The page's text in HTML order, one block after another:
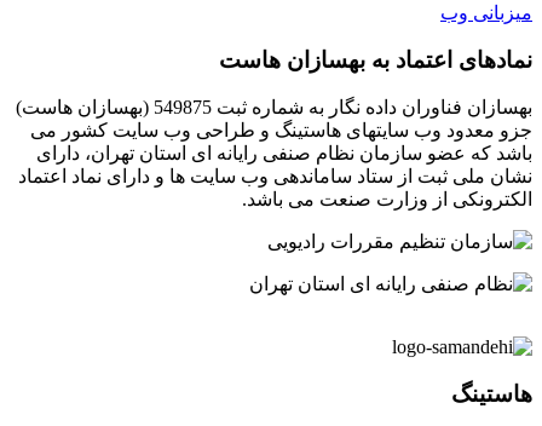
میزبانی وب
نمادهای اعتماد به بهسازان هاست
بهسازان فناوران داده نگار به شماره ثبت 549875 (بهسازان هاست)
جزو معدود وب سایتهای هاستینگ و طراحی وب سایت کشور می
باشد که عضو سازمان نظام صنفی رایانه ای استان تهران، دارای
نشان ملی ثبت از ستاد ساماندهی وب سایت ها و دارای نماد اعتماد
الکترونکی از وزارت صنعت می باشد.
هاستینگ